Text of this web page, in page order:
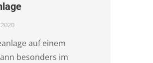
auf einem
besonders im